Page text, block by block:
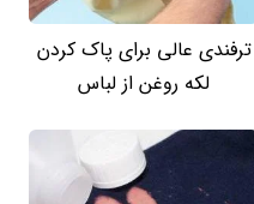
ترفندی عالی برای پاک کردن
لکه روغن از لباس